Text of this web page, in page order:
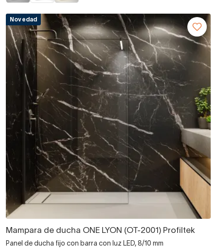
Novedad
Mampara de ducha ONE LYON (OT-2001) Profiltek
Panel de ducha fijo con barra con luz LED, 8/10 mm